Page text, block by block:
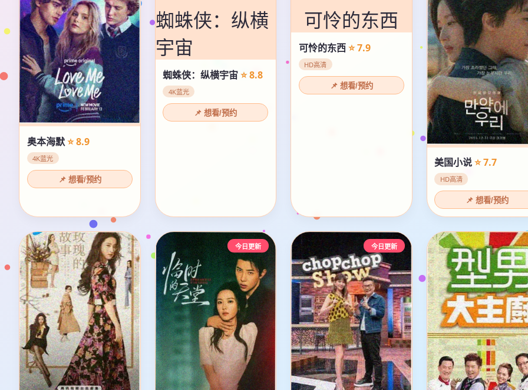
奥本海默⭐ 8.9
4K蓝光
📌 想看/预约
蜘蛛侠：纵横
宇宙
蜘蛛侠：纵横宇宙⭐ 8.8
4K蓝光
📌 想看/预约
可怜的东西
可怜的东西⭐ 7.9
HD高清
📌 想看/预约
美国小说⭐ 7.7
HD高清
📌 想看/预约
今日更新 今日更新